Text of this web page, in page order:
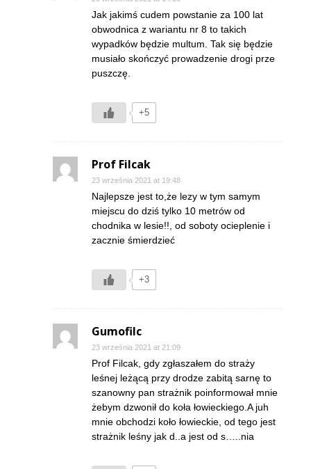
Jak jakimś cudem powstanie za 100 lat
obwodnica z wariantu nr 8 to takich
wypadków będzie multum. Tak się będzie
musiało skończyć prowadzenie drogi prze
puszczę.
+5
Prof Filcak
23 września 2021 at 19:48
Najlepsze jest to,że lezy w tym samym
miejscu do dziś tylko 10 metrów od
chodnika w lesie!!, od soboty ocieplenie i
zacznie śmierdzieć
+3
Gumofilc
23 września 2021 at 21:09
Prof Filcak, gdy zgłaszałem do straży
leśnej leżącą przy drodze zabitą sarnę to
szanowny pan strażnik poinformował mnie
żebym dzwonił do koła łowieckiego.A juh
mnie obchodzi koło łowieckie, od tego jest
strażnik leśny jak d..a jest od s…..nia